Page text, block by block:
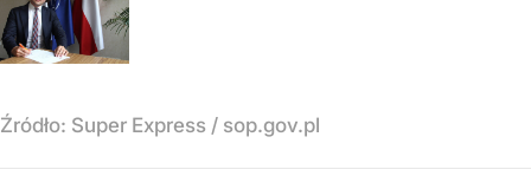
Źródło: Super Express / sop.gov.pl